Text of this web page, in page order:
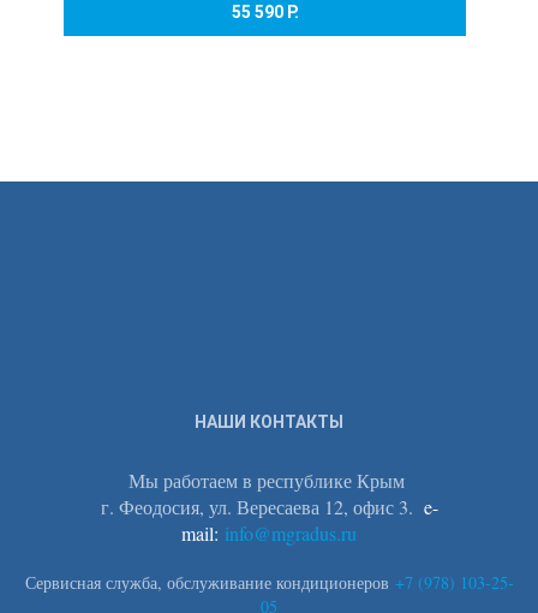
55 590 Р.
НАШИ КОНТАКТЫ
Мы работаем в республике Крым
г. Феодосия, ул. Вересаева 12, офис 3. e-
mail: info@mgradus.ru
Сервисная служба, обслуживание кондиционеров +7 (978) 103-25-
05